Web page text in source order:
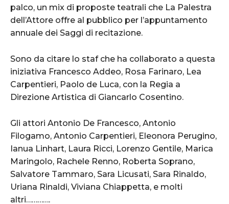
palco, un mix di proposte teatrali che La Palestra
dell’Attore offre al pubblico per l’appuntamento
annuale dei Saggi di recitazione.
Sono da citare lo staf che ha collaborato a questa
iniziativa Francesco Addeo, Rosa Farinaro, Lea
Carpentieri, Paolo de Luca, con la Regia a
Direzione Artistica di Giancarlo Cosentino.
Gli attori Antonio De Francesco, Antonio
Filogamo, Antonio Carpentieri, Eleonora Perugino,
Ianua Linhart, Laura Ricci, Lorenzo Gentile, Marica
Maringolo, Rachele Renno, Roberta Soprano,
Salvatore Tammaro, Sara Licusati, Sara Rinaldo,
Uriana Rinaldi, Viviana Chiappetta, e molti
altri………….